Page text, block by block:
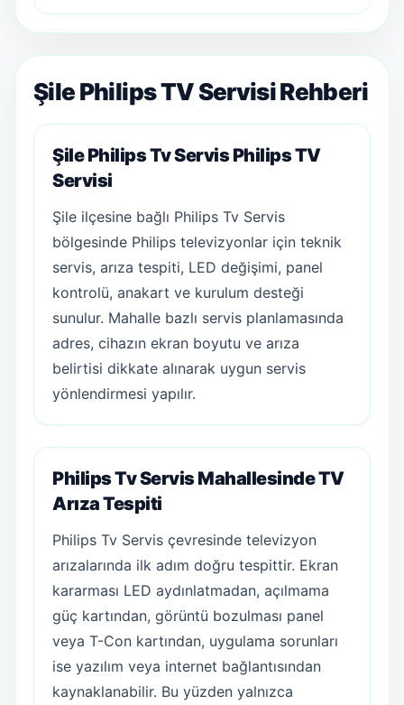
Şile Philips TV Servisi Rehberi
Şile Philips Tv Servis Philips TV
Servisi
Şile ilçesine bağlı Philips Tv Servis
bölgesinde Philips televizyonlar için teknik
servis, arıza tespiti, LED değişimi, panel
kontrolü, anakart ve kurulum desteği
sunulur. Mahalle bazlı servis planlamasında
adres, cihazın ekran boyutu ve arıza
belirtisi dikkate alınarak uygun servis
yönlendirmesi yapılır.
Philips Tv Servis Mahallesinde TV
Arıza Tespiti
Philips Tv Servis çevresinde televizyon
arızalarında ilk adım doğru tespittir. Ekran
kararması LED aydınlatmadan, açılmama
güç kartından, görüntü bozulması panel
veya T-Con kartından, uygulama sorunları
ise yazılım veya internet bağlantısından
kaynaklanabilir. Bu yüzden yalnızca